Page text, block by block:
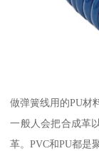
做弹簧线用的PU材
一般人会把合成革
革。PVC和PU都是